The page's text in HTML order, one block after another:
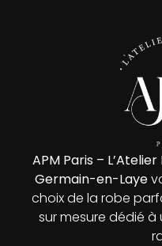
APM Paris –
Germain-en-Laye
choix de la robe
sur mesure dédié